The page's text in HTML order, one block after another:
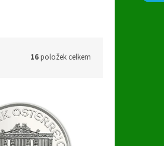
16položek celkem